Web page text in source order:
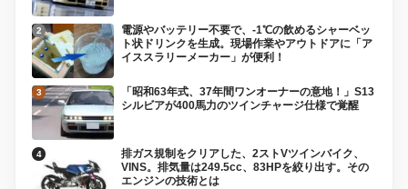
電源やバッテリー不要で、-1℃の飲めるシャーベッ
ト状ドリンクを生成。現場作業やアウトドアに「ア
イススラリーメーカー」が便利！
「昭和63年式、37年間ワンオーナーの意地！」S13
シルビアが400馬力のツインチャージ仕様で覚醒
排ガス規制をクリアした、2ストVツインバイク、
VINS。排気量は249.5cc、83HPを絞り出す。その
エンジンの技術とは